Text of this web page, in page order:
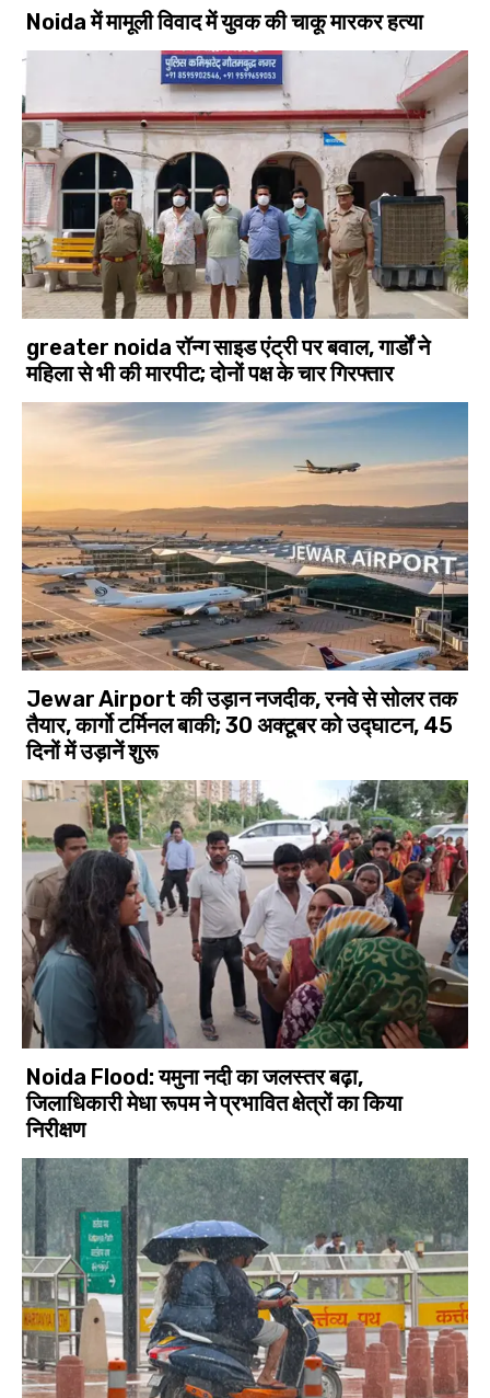
Noida में मामूली विवाद में युवक की चाकू मारकर हत्या
greater noida रॉन्ग साइड एंट्री पर बवाल, गार्डों ने
महिला से भी की मारपीट; दोनों पक्ष के चार गिरफ्तार
Jewar Airport की उड़ान नजदीक, रनवे से सोलर तक
तैयार, कार्गो टर्मिनल बाकी; 30 अक्टूबर को उद्घाटन, 45
दिनों में उड़ानें शुरू
Noida Flood: यमुना नदी का जलस्तर बढ़ा,
जिलाधिकारी मेधा रूपम ने प्रभावित क्षेत्रों का किया
निरीक्षण